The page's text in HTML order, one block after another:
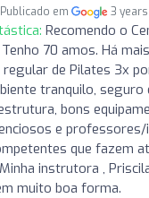
Publicado em 3
Recomendo o
70 amos. Há
de Pilates 3x
tranquilo, seguro
bons
e
que fazem
instrutora ,
muito boa forma.